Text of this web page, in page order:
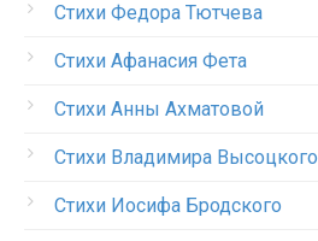
Стихи Федора Тютчева
Стихи Афанасия Фета
Стихи Анны Ахматовой
Стихи Владимира Высоцкого
Стихи Иосифа Бродского